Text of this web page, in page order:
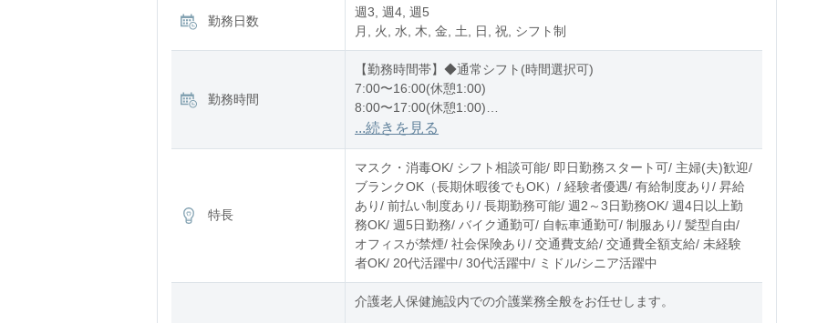
勤務日数
週3, 週4, 週5
月, 火, 水, 木, 金, 土, 日, 祝, シフト制
勤務時間
【勤務時間帯】◆通常シフト(時間選択可)
7:00〜16:00(休憩1:00)
8:00〜17:00(休憩1:00)
12:00〜21:00(休憩1:00)
※残業：0〜10時間程度/月
...続きを見る
特長
マスク・消毒OK/ シフト相談可能/ 即日勤務スタート可/ 主婦(夫)歓迎/
ブランクOK（長期休暇後でもOK）/ 経験者優遇/ 有給制度あり/ 昇給
あり/ 前払い制度あり/ 長期勤務可能/ 週2～3日勤務OK/ 週4日以上勤
務OK/ 週5日勤務/ バイク通勤可/ 自転車通勤可/ 制服あり/ 髪型自由/
オフィスが禁煙/ 社会保険あり/ 交通費支給/ 交通費全額支給/ 未経験
者OK/ 20代活躍中/ 30代活躍中/ ミドル/シニア活躍中
介護老人保健施設内での介護業務全般をお任せします。